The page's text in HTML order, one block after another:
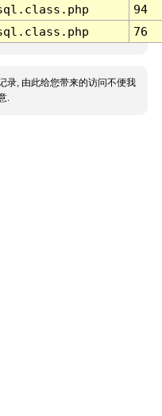
94
76
录, 由此给您带来的访问不便我
.